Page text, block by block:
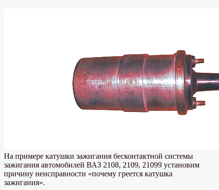
На примере катушки зажигания бесконтактной системы
зажигания автомобилей ВАЗ 2108, 2109, 21099 установим
причину неисправности «почему греется катушка
зажигания».